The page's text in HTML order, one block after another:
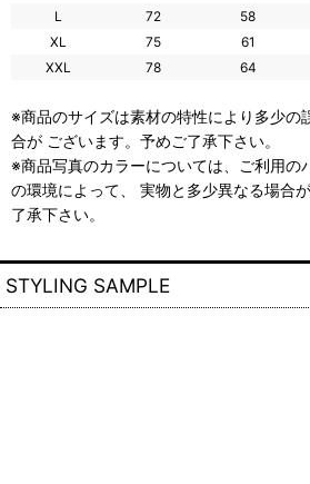
L
72 58
XL
75 61
XXL
78 64
※商品のサイズは素材の特性により多少の
合が ございます。予めご了承下さい。
※商品写真のカラーについては、ご利用の
の環境によって、 実物と多少異なる場合
了承下さい。
STYLING SAMPLE